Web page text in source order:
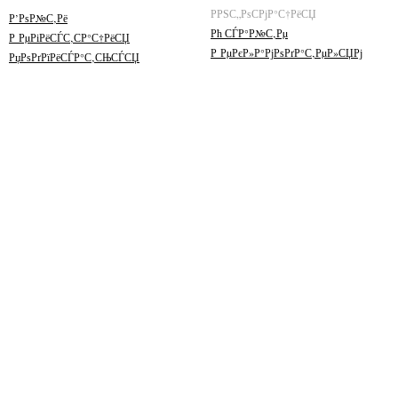
Р’РѕР№С‚Рё
Р РµРіРёСЃС‚СР°С†РёСЏ
РџРѕРґРїРёСЃР°С‚СЊСЃСЏ
РРЅС„РѕСРјР°С†РёСЏ
Рћ СЃР°Р№С‚Рµ
Р РµРєР»Р°РјРѕРґР°С‚РµР»СЏРј